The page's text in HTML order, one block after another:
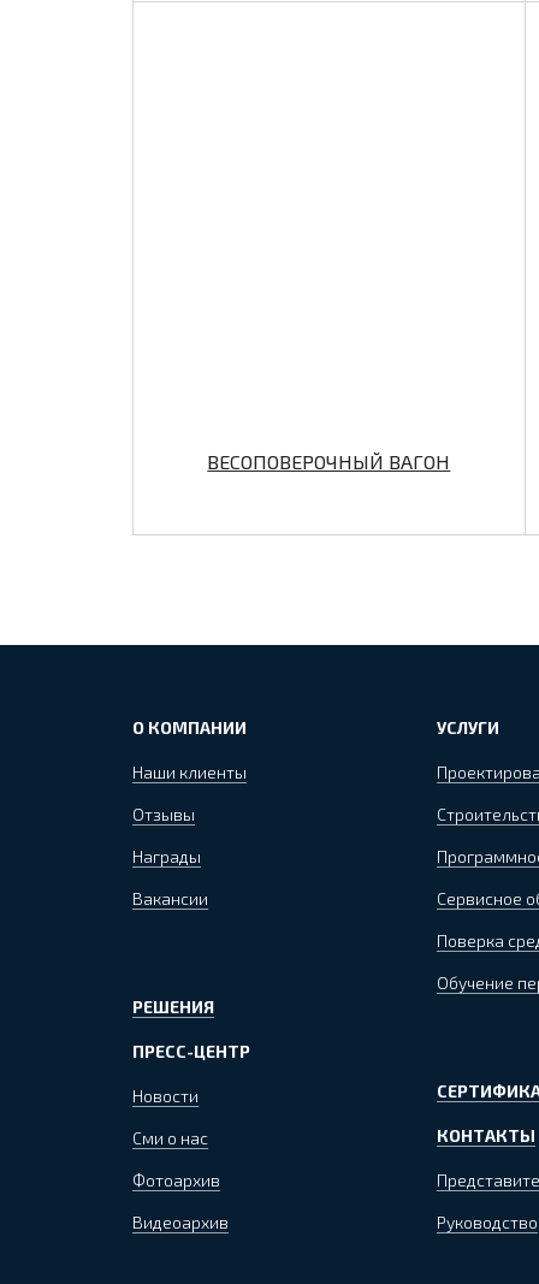
ВЕСОПОВЕРОЧНЫЙ ВАГОН
О КОМПАНИИ
Наши клиенты
Отзывы
Награды
Вакансии
РЕШЕНИЯ
ПРЕСС-ЦЕНТР
Новости
Сми о нас
Фотоархив
Видеоархив
УСЛУГИ
Сервисное
Поверка
Обучение
КОНТАКТЫ
Руководство